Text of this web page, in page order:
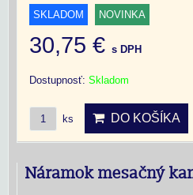
SKLADOM NOVINKA
30,75 € s DPH
Dostupnosť: Skladom
ks DO KOŠÍKA
Náramok mesačný